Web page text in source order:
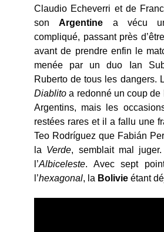
Claudio Echeverri et de
sonArgentine a vécu
compliqué, passant près
avant de prendre enfin le
menée par un duo Ian
Ruberto de tous les dangers.
Diablito a redonné un coup de
Argentins, mais les
restées rares et il a fallu une
Teo Rodríguez que Fabián
la Verde, semblait mal juger.
l’Albiceleste. Avec sept
l’hexagonal, la Bolivie étant